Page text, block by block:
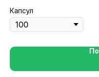
Капсул